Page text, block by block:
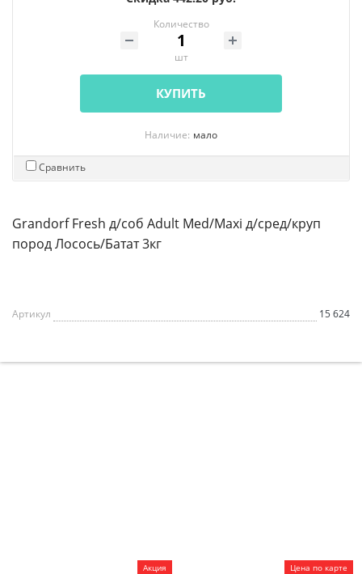
Количество
шт
КУПИТЬ
Наличие: мало
Сравнить
Grandorf Fresh д/соб Adult Med/Maxi д/сред/круп
пород Лосось/Батат 3кг
Артикул 15 624
Акция Цена по карте